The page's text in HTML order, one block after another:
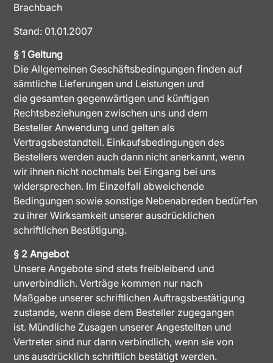
Brachbach
Stand: 01.01.2007
§ 1 Geltung
Die Allgemeinen Geschäftsbedingungen finden auf
sämtliche Lieferungen und Leistungen und
die gesamten gegenwärtigen und künftigen
Rechtsbeziehungen zwischen uns und dem
Besteller Anwendung und gelten als
Vertragsbestandteil. Einkaufsbedingungen des
Bestellers werden auch dann nicht anerkannt, wenn
wir ihnen nicht nochmals bei Eingang bei uns
widersprechen. Im Einzelfall abweichende
Bedingungen sowie sonstige Nebenabreden bedürfen
zu ihrer Wirksamkeit unserer ausdrücklichen
schriftlichen Bestätigung.
§ 2 Angebot
Unsere Angebote sind stets freibleibend und
unverbindlich. Verträge kommen nur nach
Maßgabe unserer schriftlichen Auftragsbestätigung
zustande, wenn diese dem Besteller zugegangen
ist. Mündliche Zusagen unserer Angestellten und
Vertreter sind nur dann verbindlich, wenn sie von
uns ausdrücklich schriftlich bestätigt werden.